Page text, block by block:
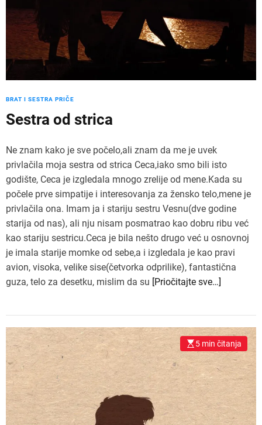
BRAT I SESTRA PRIČE
Sestra od strica
Ne znam kako je sve počelo,ali znam da me je uvek
privlačila moja sestra od strica Ceca,iako smo bili isto
godište, Ceca je izgledala mnogo zrelije od mene.Kada su
počele prve simpatije i interesovanja za žensko telo,mene je
privlačila ona. Imam ja i stariju sestru Vesnu(dve godine
starija od nas), ali nju nisam posmatrao kao dobru ribu već
kao stariju sestricu.Ceca je bila nešto drugo već u osnovnoj
je imala starije momke od sebe,a i izgledala je kao pravi
avion, visoka, velike sise(četvorka odprilike), fantastična
guza, telo za desetku, mislim da su [Priočitajte sve…]
5 min čitanja